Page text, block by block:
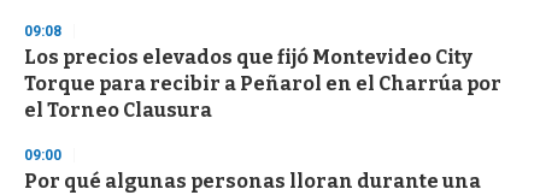
s
09:08
Los precios elevados que fijó Montevideo City
Torque para recibir a Peñarol en el Charrúa por
el Torneo Clausura
09:00
Por qué algunas personas lloran durante una